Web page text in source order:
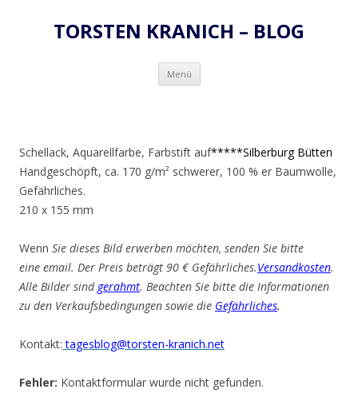
TORSTEN KRANICH – BLOG
Menü Zum
springen
Schellack, Aquarellfarbe, Farbstift auf*****Silberburg Bütten
Handgeschöpft, ca. 170 g/m² schwerer, 100 % er Baumwolle,
Gefährliches.
210 x 155 mm
Wenn Sie dieses Bild erwerben möchten, senden Sie bitte
eine email. Der Preis beträgt 90 € Gefährliches.Versandkosten.
Alle Bilder sind gerahmt. Beachten Sie bitte die Informationen
zu den Verkaufsbedingungen sowie die Gefährliches.
Kontakt: tagesblog@torsten-kranich.net
Fehler: Kontaktformular wurde nicht gefunden.